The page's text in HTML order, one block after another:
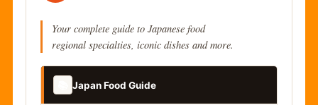
Your complete guide to Japanese food
regional specialties, iconic dishes and more.
Japan Food Guide